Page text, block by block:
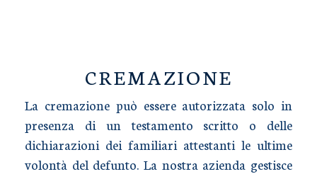
CREMAZIONE
La cremazione può essere autorizzata solo in
presenza di un testamento scritto o delle
dichiarazioni dei familiari attestanti le ultime
volontà del defunto. La nostra azienda gestisce